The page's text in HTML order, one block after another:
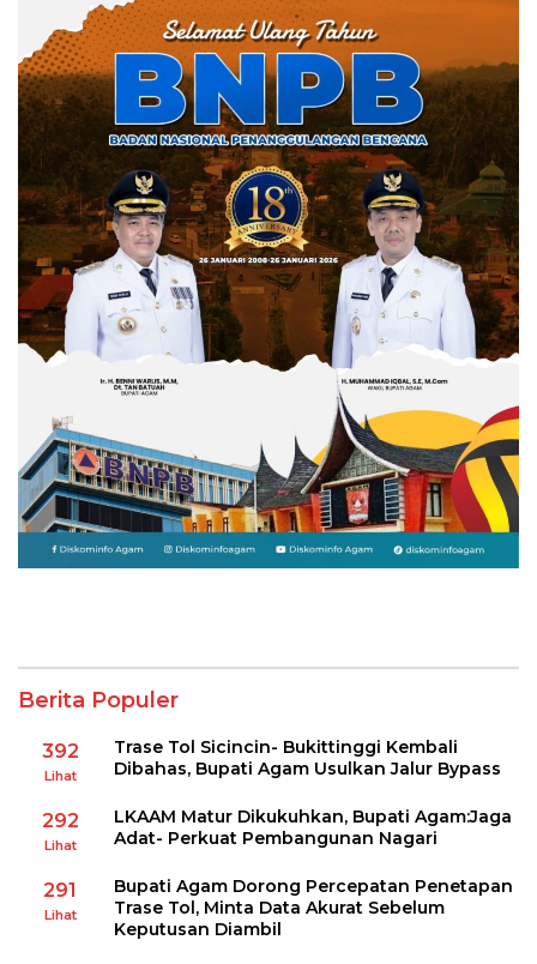
Berita Populer
392
Lihat
Trase Tol Sicincin- Bukittinggi Kembali
Dibahas, Bupati Agam Usulkan Jalur Bypass
292
Lihat
LKAAM Matur Dikukuhkan, Bupati Agam:Jaga
Adat- Perkuat Pembangunan Nagari
291
Lihat
Bupati Agam Dorong Percepatan Penetapan
Trase Tol, Minta Data Akurat Sebelum
Keputusan Diambil